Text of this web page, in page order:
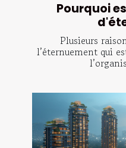
Pourquoi
Plusieurs
l’éternuement qui